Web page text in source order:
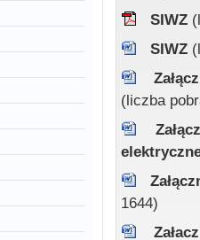
SIWZ
SIWZ
(liczba
1644)